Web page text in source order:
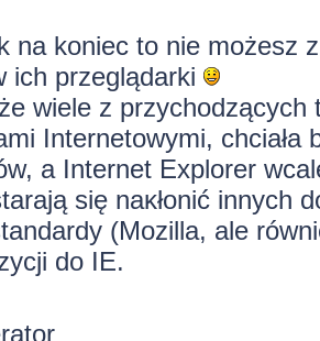
na koniec to nie możesz
ich przeglądarki
wiele z
Internetowymi,
a Internet Explorer
się naĸłonić innych
(Mozilla, ale
do IE.